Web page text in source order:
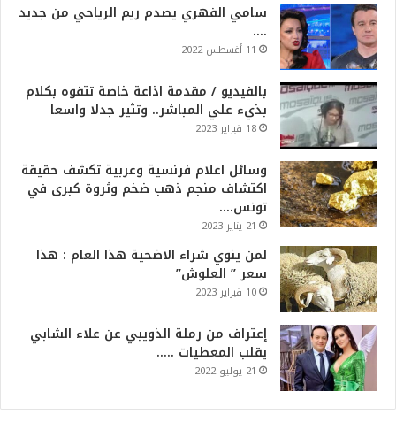
سامي الفهري يصدم ريم الرياحي من جديد
….
11 أغسطس 2022
بالفيديو / مقدمة اذاعة خاصة تتفوه بكلام
بذيء علي المباشر.. وتثير جدلا واسعا
18 فبراير 2023
وسائل اعلام فرنسية وعربية تكشف حقيقة
اكتشاف منجم ذهب ضخم وثروة كبرى في
تونس….
21 يناير 2023
لمن ينوي شراء الاضحية هذا العام : هذا
سعر ” العلوش”
10 فبراير 2023
إعتراف من رملة الذويبي عن علاء الشابي
يقلب المعطيات …..
21 يوليو 2022